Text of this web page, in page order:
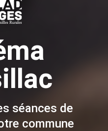
séances de
commune